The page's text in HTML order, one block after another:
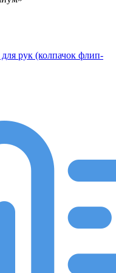
рук (колпачок флип-